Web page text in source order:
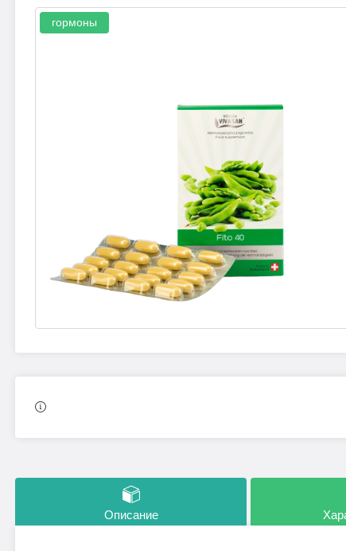
гормоны
Описание